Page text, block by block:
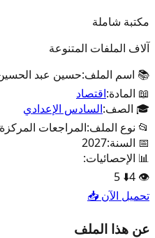
مكتبة شاملة
آلاف الملفات المتنوعة
📚 اسم الملف:حسين عبد
📖 المادة:اقتصاد
🎓 الصف:السادس الإعدادي
📂 نوع الملف:المراجعات المركزة
📅 السنة:2027
📊 الإحصائيات:
👁️
4
⬇️
5
تحميل الآن 📥
عن هذا الملف